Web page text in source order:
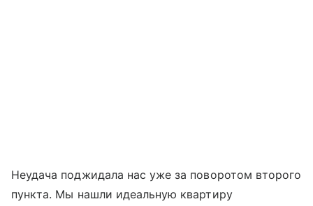
Неудача поджидала нас уже за поворотом второго
пункта. Мы нашли идеальную квартиру